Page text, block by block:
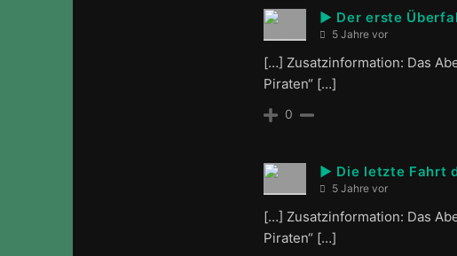
► Der erste
5 Jahre vor
[…] Zusatzinformation: Das
Piraten“ […]
0
► Die letzte Fahrt
5 Jahre vor
[…] Zusatzinformation: Das
Piraten“ […]